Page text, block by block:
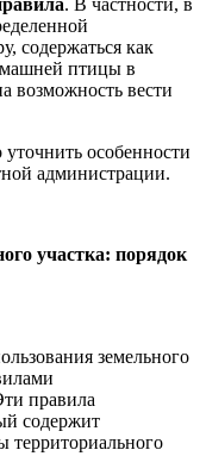
. В частности, в
содержаться как
птицы в
возможность вести
особенности
администрации.
участка: порядок
земельного
правила
содержит
территориального